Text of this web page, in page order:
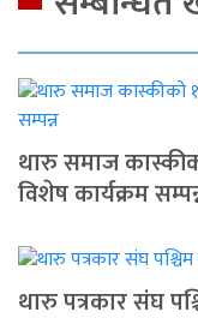
थारु समाज
विशेष कार्यक्रम
थारु पत्रकार संघ